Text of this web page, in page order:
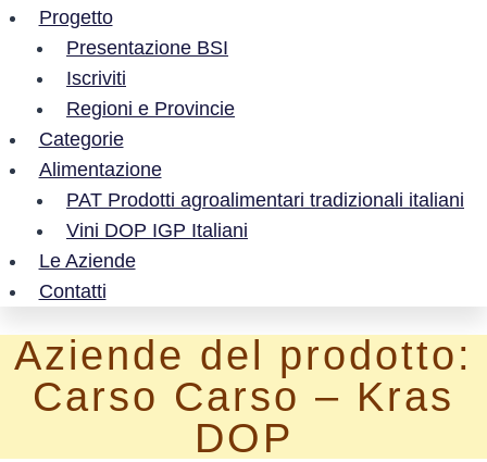
Progetto
Presentazione BSI
Iscriviti
Regioni e Provincie
Categorie
Alimentazione
PAT Prodotti agroalimentari tradizionali italiani
Vini DOP IGP Italiani
Le Aziende
Contatti
Aziende del prodotto:
Carso Carso – Kras
DOP